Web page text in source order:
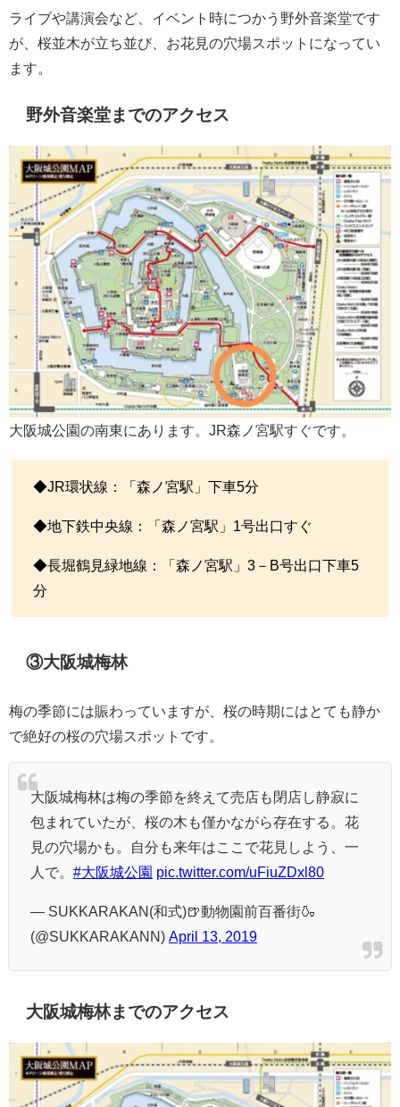
ライブや講演会など、イベント時につかう野外音楽堂です
が、桜並木が立ち並び、お花見の穴場スポットになってい
ます。
野外音楽堂までのアクセス
大阪城公園の南東にあります。JR森ノ宮駅すぐです。
◆JR環状線：「森ノ宮駅」下車5分
◆地下鉄中央線：「森ノ宮駅」1号出口すぐ
◆長堀鶴見緑地線：「森ノ宮駅」3－B号出口下車5
分
③大阪城梅林
梅の季節には賑わっていますが、桜の時期にはとても静か
で絶好の桜の穴場スポットです。
大阪城梅林は梅の季節を終えて売店も閉店し静寂に
包まれていたが、桜の木も僅かながら存在する。花
見の穴場かも。自分も来年はここで花見しよう、一
人で。 #大阪城公園 pic.twitter.com/uFiuZDxl80
— SUKKARAKAN(和式)🍺動物園前百番街🍶
(@SUKKARAKANN) April 13, 2019
大阪城梅林までのアクセス